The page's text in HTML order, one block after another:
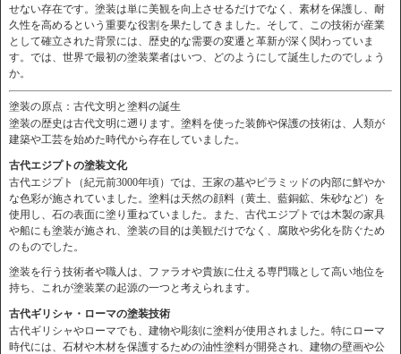
せない存在です。塗装は単に美観を向上させるだけでなく、素材を保護し、耐
久性を高めるという重要な役割を果たしてきました。そして、この技術が産業
として確立された背景には、歴史的な需要の変遷と革新が深く関わっていま
す。では、世界で最初の塗装業者はいつ、どのようにして誕生したのでしょう
か。
塗装の原点：古代文明と塗料の誕生
塗装の歴史は古代文明に遡ります。塗料を使った装飾や保護の技術は、人類が
建築や工芸を始めた時代から存在していました。
古代エジプトの塗装文化
古代エジプト（紀元前3000年頃）では、王家の墓やピラミッドの内部に鮮やか
な色彩が施されていました。塗料は天然の顔料（黄土、藍銅鉱、朱砂など）を
使用し、石の表面に塗り重ねていました。また、古代エジプトでは木製の家具
や船にも塗装が施され、塗装の目的は美観だけでなく、腐敗や劣化を防ぐため
のものでした。
塗装を行う技術者や職人は、ファラオや貴族に仕える専門職として高い地位を
持ち、これが塗装業の起源の一つと考えられます。
古代ギリシャ・ローマの塗装技術
古代ギリシャやローマでも、建物や彫刻に塗料が使用されました。特にローマ
時代には、石材や木材を保護するための油性塗料が開発され、建物の壁画や公